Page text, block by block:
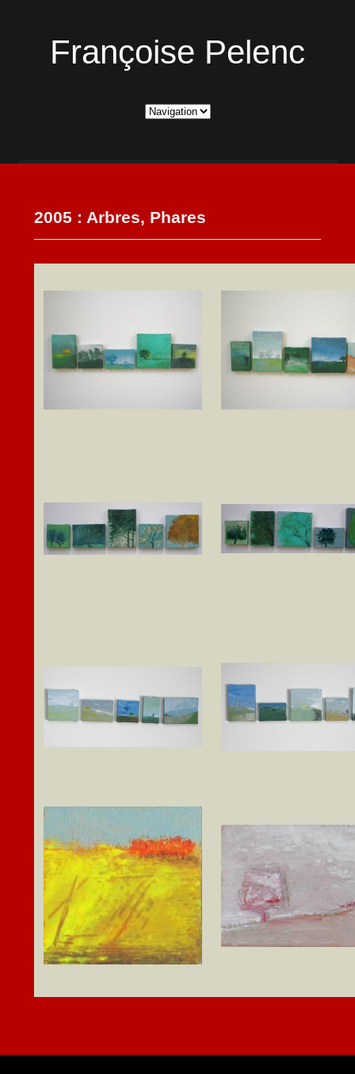
Françoise Pelenc
2005 : Arbres, Phares